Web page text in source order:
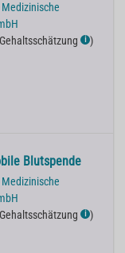
Gehaltsschätzung ℹ )
Blutspende
Gehaltsschätzung ℹ )